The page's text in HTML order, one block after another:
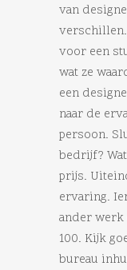
van
voor een
wat ze
een
naar de
persoon.
bedrijf?
prijs.
ervaring.
ander werk
100. Kijk
bureau